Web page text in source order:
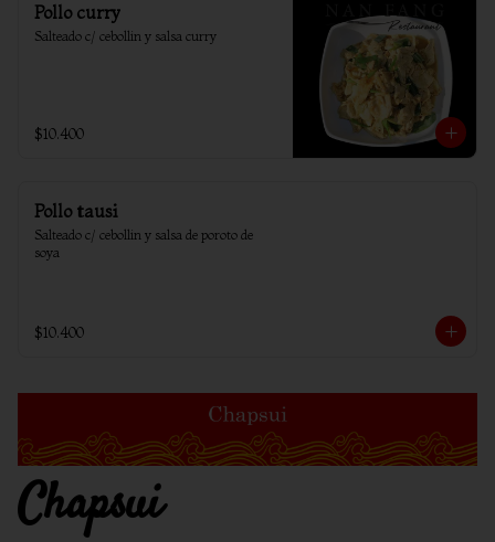
Pollo curry
Salteado c/ cebollin y salsa curry
$10.400
Pollo tausi
Salteado c/ cebollin y salsa de poroto de
soya
$10.400
Chapsui